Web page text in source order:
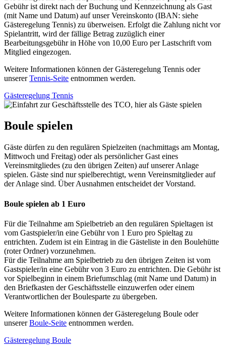
Gebühr ist direkt nach der Buchung und Kennzeichnung als Gast
(mit Name und Datum) auf unser Vereinskonto (IBAN: siehe
Gästeregelung Tennis) zu überweisen. Erfolgt die Zahlung nicht vor
Spielantritt, wird der fällige Betrag zuzüglich einer
Bearbeitungsgebühr in Höhe von 10,00 Euro per Lastschrift vom
Mitglied eingezogen.
Weitere Informationen können der Gästeregelung Tennis oder
unsererTennis-Seite entnommen werden.
Gästeregelung Tennis
Boule spielen
Gäste dürfen zu den regulären Spielzeiten (nachmittags am Montag,
Mittwoch und Freitag) oder als persönlicher Gast eines
Vereinsmitgliedes (zu den übrigen Zeiten) auf unserer Anlage
spielen. Gäste sind nur spielberechtigt, wenn Vereinsmitglieder auf
der Anlage sind. Über Ausnahmen entscheidet der Vorstand.
Boule spielen ab 1 Euro
Für die Teilnahme am Spielbetrieb an den regulären Spieltagen ist
vom Gastspieler/in eine Gebühr von 1 Euro pro Spieltag zu
entrichten. Zudem ist ein Eintrag in die Gästeliste in den Boulehütte
(roter Ordner) vorzunehmen.
Für die Teilnahme am Spielbetrieb zu den übrigen Zeiten ist vom
Gastspieler/in eine Gebühr von 3 Euro zu entrichten. Die Gebühr ist
vor Spielbeginn in einem Briefumschlag (mit Name und Datum) in
den Briefkasten der Geschäftsstelle einzuwerfen oder einem
Verantwortlichen der Boulesparte zu übergeben.
Weitere Informationen können der Gästeregelung Boule oder
unsererBoule-Seite entnommen werden.
Gästeregelung Boule